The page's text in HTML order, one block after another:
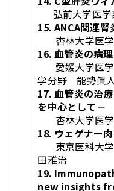
弘前大学医学
15. ANCA関連腎
杏林大学医
16. 血管炎の病理
愛媛大学医学
学分野 能勢眞
17. 血管炎の治
を中心として－
杏林大学医
18. ウェゲナー
東京医科大学
田雅治
19.
new insights